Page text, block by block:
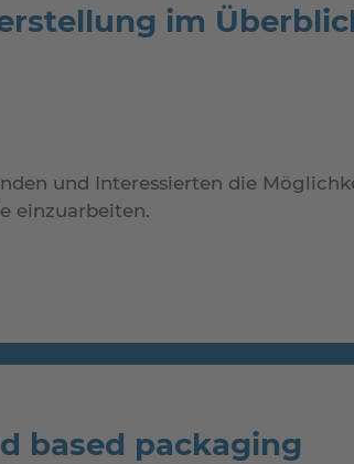
im
und Interessierten die
einzuarbeiten.
based packaging